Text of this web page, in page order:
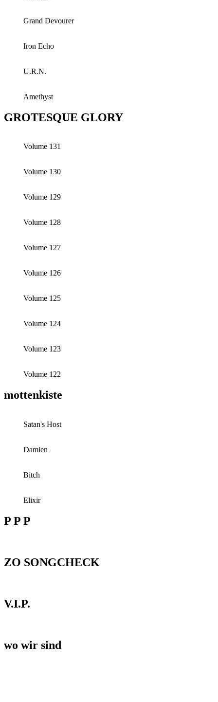
Grand Devourer
Iron Echo
U.R.N.
Amethyst
GROTESQUE GLORY
Volume 131
Volume 130
Volume 129
Volume 128
Volume 127
Volume 126
Volume 125
Volume 124
Volume 123
Volume 122
mottenkiste
Satan's Host
Damien
Bitch
Elixir
P P P
ZO SONGCHECK
V.I.P.
wo wir sind